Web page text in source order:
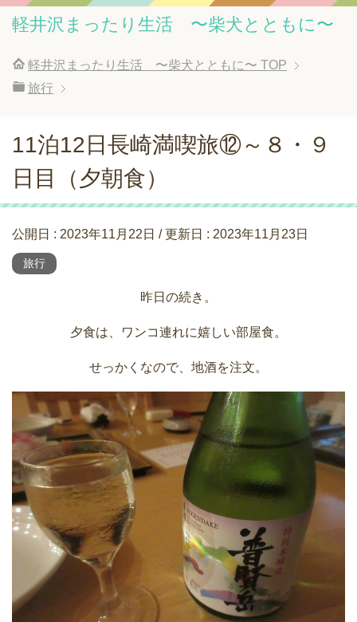
軽井沢まったり生活 〜柴犬とともに〜
軽井沢まったり生活 〜柴犬とともに〜 TOP
旅行
11泊12日長崎満喫旅⑫～８・９
日目（夕朝食）
公開日 : 2023年11月22日 / 更新日 : 2023年11月23日
旅行
昨日の続き。
夕食は、ワンコ連れに嬉しい部屋食。
せっかくなので、地酒を注文。